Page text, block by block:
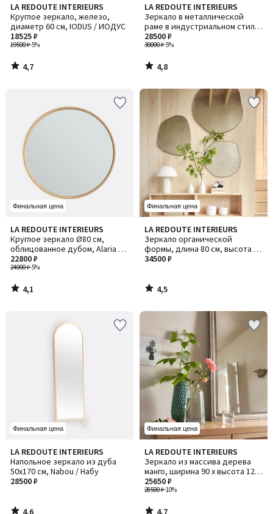
LA REDOUTE INTERIEURS
Круглое зеркало, железо,
диаметр 60 см, IODUS / ИОДУС
19500 ₽-5%
18525 ₽
4,7
/ 5
4,7
/
LA REDOUTE INTERIEURS
Зеркало в металлической
раме в индустриальном стиле,
120x90 см, Lenaig / Ленэг
30000 ₽-5%
28500 ₽
4,8
/ 5
4,8
/
Финальная цена
LA REDOUTE INTERIEURS
Круглое зеркало Ø80 см,
облицованное дубом, Alaria /
Алариа
24000 ₽-5%
22800 ₽
4,1
/ 5
4,1
/
Финальная цена
LA REDOUTE INTERIEURS
Зеркало органической
формы, длина 80 см, высота 80
см, ORNICA / ОРНИКА
34500 ₽
4,5
/ 5
4,5
/
Финальная цена
LA REDOUTE INTERIEURS
Напольное зеркало из дуба
50x170 см, Nabou / Набу
28500 ₽
4,6
/ 5
4,6
Финальная цена
LA REDOUTE INTERIEURS
Зеркало из массива дерева
манго, ширина 90 x высота 120
см, AFSAN / АФСАН
28500 ₽-10%
25650 ₽
4,7
/ 5
4,7